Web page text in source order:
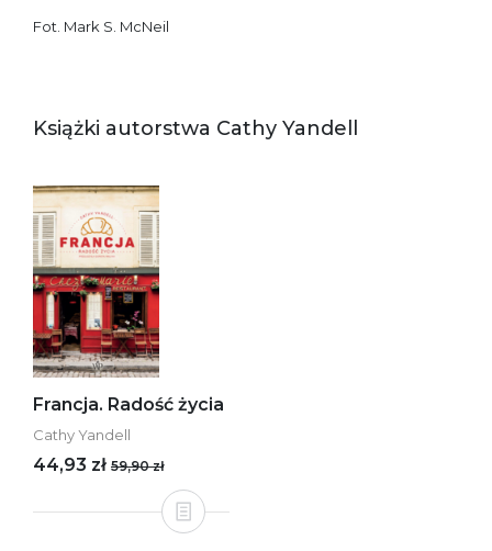
Fot. Mark S. McNeil
Książki autorstwa Cathy Yandell
Francja. Radość życia
Cathy Yandell
44,93 zł 59,90 zł